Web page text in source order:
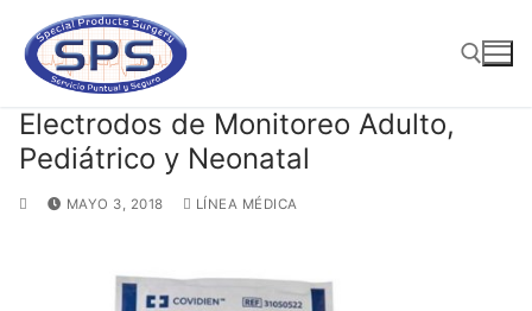
contenido
Buscar:
Electrodos de Monitoreo Adulto,
Pediátrico y Neonatal
MAYO 3, 2018 LÍNEA MÉDICA